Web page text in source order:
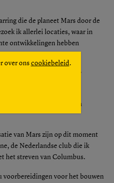
over ons cookiebeleid .
die de planeet Mars door de
ik allerlei locaties, waar in
ontwikkelingen hebben
voor dit onderwerp?
mijn kortere boek over
onderwerp dat ik ‘live’ kan
van Mars zijn op dit moment
de Nederlandse club die ik
het streven van Columbus.
voorbereidingen voor het bouwen